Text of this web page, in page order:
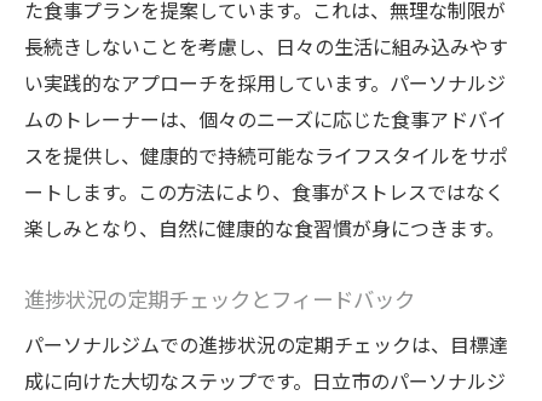
た食事プランを提案しています。これは、無理な制限が
長続きしないことを考慮し、日々の生活に組み込みやす
い実践的なアプローチを採用しています。パーソナルジ
ムのトレーナーは、個々のニーズに応じた食事アドバイ
スを提供し、健康的で持続可能なライフスタイルをサポ
ートします。この方法により、食事がストレスではなく
楽しみとなり、自然に健康的な食習慣が身につきます。
進捗状況の定期チェックとフィードバック
パーソナルジムでの進捗状況の定期チェックは、目標達
成に向けた大切なステップです。日立市のパーソナルジ